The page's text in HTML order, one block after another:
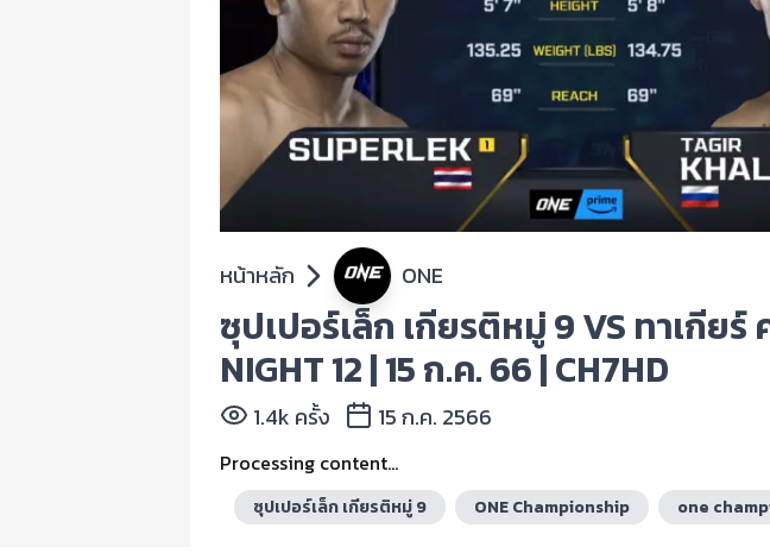
หน้าหลัก ONE
ซุปเปอร์เล็ก เกียรติหมู่ 9 VS ทาเกียร์
NIGHT 12 | 15 ก.ค. 66 | CH7HD
1.4k ครั้ง 15 ก.ค. 2566
Processing content...
ซุปเปอร์เล็ก เกียรติหมู่ 9 ONE Championship one